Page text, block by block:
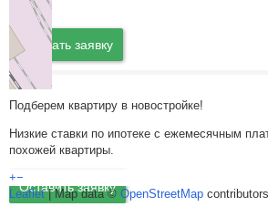
+−
Leaflet| Map data © OpenStreetMap
₽
Подать заявку
Подберем квартиру в новостройке!
Низкие ставки по ипотеке с ежемесячным
похожей квартиры.
Оставить заявку